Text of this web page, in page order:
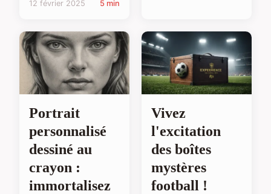
12 février 2025 5 min
Portrait
personnalisé
dessiné au
crayon :
immortalisez
Vivez
l'excitation
des boîtes
mystères
football !